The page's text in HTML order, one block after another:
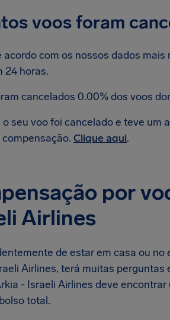
voos foram
acordo com os nossos dados
24 horas.
cancelados 0.00% dos voos
o seu voo foi cancelado e teve um
compensação. Clique aqui.
por
Airlines
de estar em casa ou
Airlines, terá muitas
- Israeli Airlines deve
total.